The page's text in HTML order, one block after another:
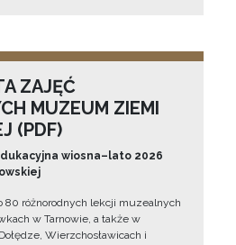
ZAJĘĆ
MUZEUM ZIEMI
(PDF)
wiosna–lato 2026
80 różnorodnych lekcji muzealnych
w Tarnowie, a także w
Wierzchosławicach i